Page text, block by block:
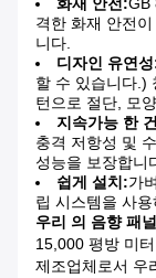
화재 안전:GB
격한 화재 안전
니다.
디자인 유연
할 수 있습니다.)
턴으로 절단, 모
지속가능 한
충격 저항성 및
성능을 보장합니
쉽게 설치:가
립 시스템을 사
우리 의 음향 패
15,000 평방 미
제조업체로서 우